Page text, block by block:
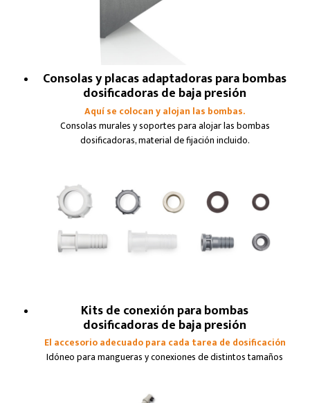
Consolas y placas adaptadoras para bombas
dosificadoras de baja presión
Aquí se colocan y alojan las bombas.
Consolas murales y soportes para alojar las bombas
dosificadoras, material de fijación incluido.
Kits de conexión para bombas
dosificadoras de baja presión
El accesorio adecuado para cada tarea de dosificación
Idóneo para mangueras y conexiones de distintos tamaños